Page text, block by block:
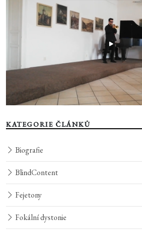
KATEGORIE ČLÁNKŮ
Biografie
BlindContent
Fejetony
Fokální dystonie